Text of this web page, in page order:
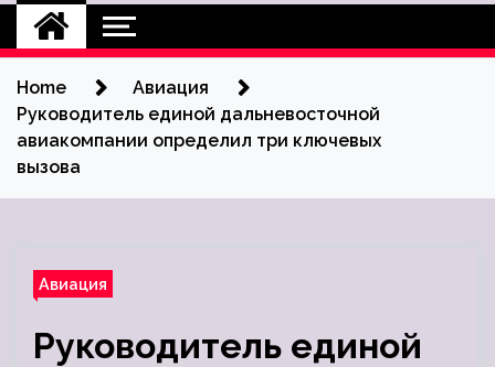
Home
Авиация
Руководитель единой дальневосточной
авиакомпании определил три ключевых
вызова
Авиация
Руководитель единой